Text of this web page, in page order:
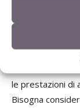
farmaco o una
controllo
coordinato da
veterinario
le prestazioni di
Bisogna